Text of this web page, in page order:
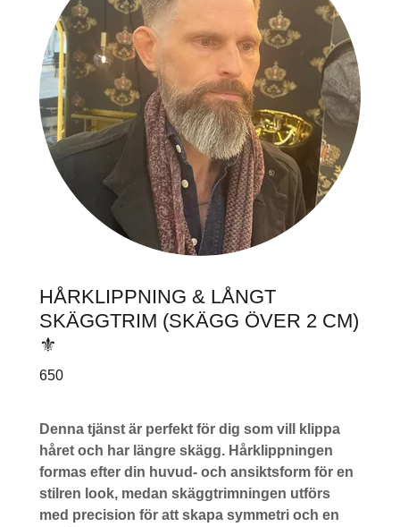
HÅRKLIPPNING & LÅNGT
SKÄGGTRIM (SKÄGG ÖVER 2 CM)
⚜️
650
Denna tjänst är perfekt för dig som vill klippa
håret och har längre skägg. Hårklippningen
formas efter din huvud- och ansiktsform för en
stilren look, medan skäggtrimningen utförs
med precision för att skapa symmetri och en